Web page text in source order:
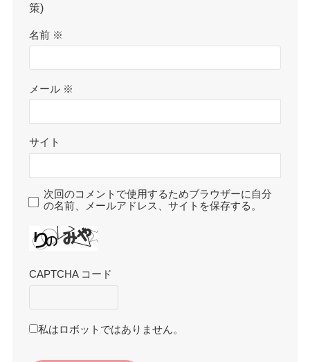
策)
名前 ※
メール ※
サイト
次回のコメントで使用するためブラウザーに自分
の名前、メールアドレス、サイトを保存する。
CAPTCHA コード
私はロボットではありません。